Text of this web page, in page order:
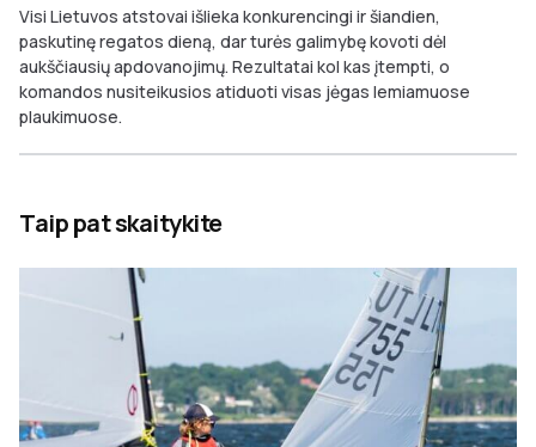
Visi Lietuvos atstovai išlieka konkurencingi ir šiandien,
paskutinę regatos dieną, dar turės galimybę kovoti dėl
aukščiausių apdovanojimų. Rezultatai kol kas įtempti, o
komandos nusiteikusios atiduoti visas jėgas lemiamuose
plaukimuose.
Taip pat skaitykite